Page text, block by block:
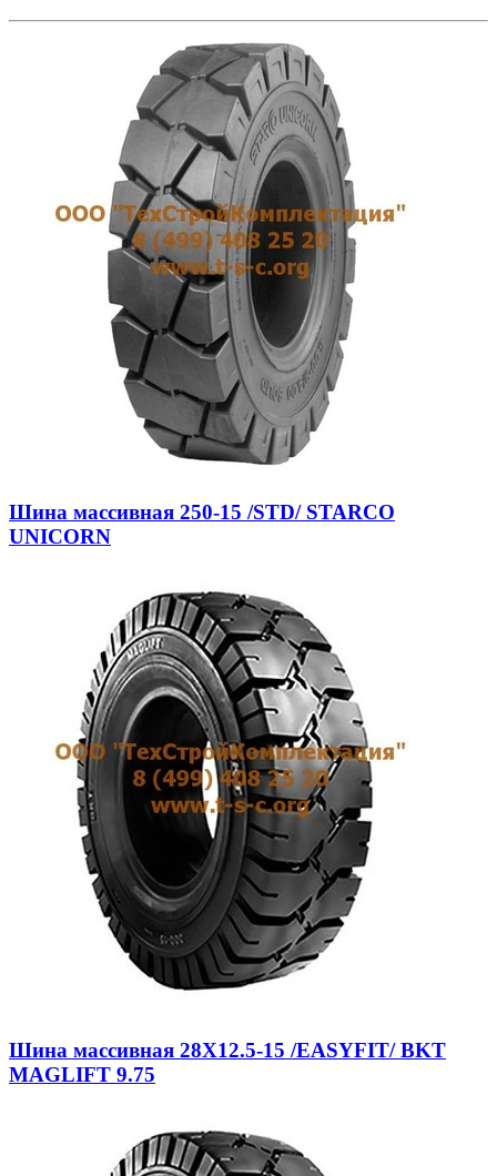
Шина массивная 250-15 /STD/ STARCO
UNICORN
Шина массивная 28X12.5-15 /EASYFIT/ BKT
MAGLIFT 9.75